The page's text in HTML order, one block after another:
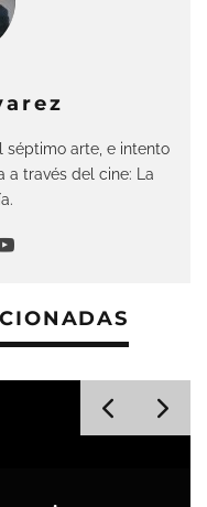
séptimo arte, e intento
a través del cine: La